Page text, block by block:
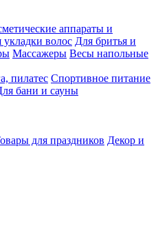
аппараты и
волос Для бритья и
Массажеры Весы напольные
пилатес Спортивное питание
бани и сауны
для праздников Декор и